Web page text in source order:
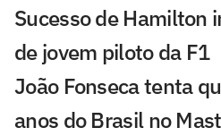
Sucesso de Hamilton
de jovem piloto da F1
João Fonseca tenta
anos do Brasil no